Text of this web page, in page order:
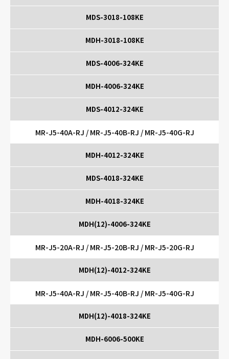
MDS-3018-108KE
MDH-3018-108KE
MDS-4006-324KE
MDH-4006-324KE
MDS-4012-324KE
MR-J5-40A-RJ / MR-J5-40B-RJ / MR-J5-40G-RJ
MDH-4012-324KE
MDS-4018-324KE
MDH-4018-324KE
MDH(12)-4006-324KE
MR-J5-20A-RJ / MR-J5-20B-RJ / MR-J5-20G-RJ
MDH(12)-4012-324KE
MR-J5-40A-RJ / MR-J5-40B-RJ / MR-J5-40G-RJ
MDH(12)-4018-324KE
MDH-6006-500KE